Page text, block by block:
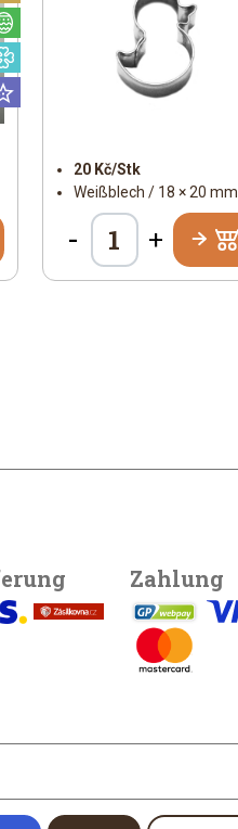
20 Kč/Stk
Weißblech / 18 × 20 mm
- +
Zahlung
photo byFilip Zvěřina